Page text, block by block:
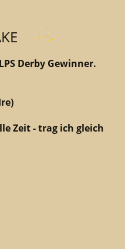
Derby Gewinner.
Zeit - trag ich gleich